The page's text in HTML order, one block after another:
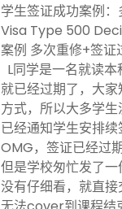
学生签证成功案例
Visa Type 500
案例 多次重修+签
L同学是一名就读
就已经过期了，大
方式，所以大多学
已经通知学生安排续
OMG，签证已经过
但是学校匆忙发了
没有仔细看，就直